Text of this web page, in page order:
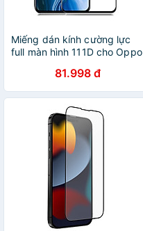
Miếng dán kính cường lực
full màn hình 111D cho Oppo
mỏng chỉ 0.3mm, độ trong
tuyệt đối, bo cong bảo vệ
viền, độ cứng 9H) - Hàng
nhập khẩu
81.998 đ